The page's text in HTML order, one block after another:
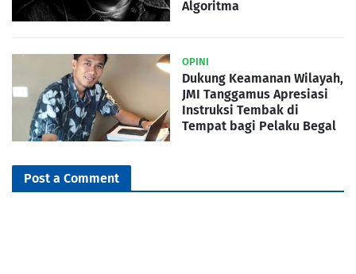
Algoritma
OPINI
Dukung Keamanan Wilayah,
JMI Tanggamus Apresiasi
Instruksi Tembak di
Tempat bagi Pelaku Begal
Post a Comment